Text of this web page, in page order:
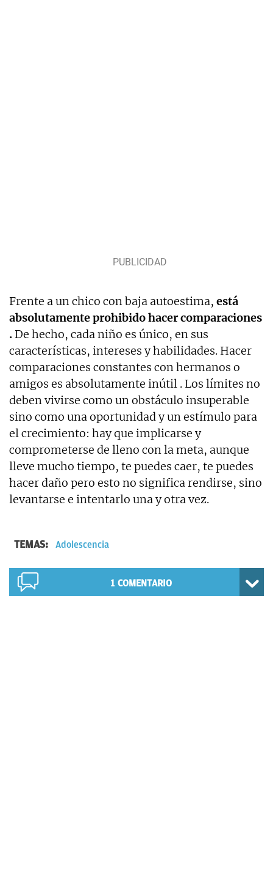
Frente a un chico con baja autoestima, está
absolutamente prohibido hacer comparaciones
. De hecho, cada niño es único, en sus
características, intereses y habilidades. Hacer
comparaciones constantes con hermanos o
amigos es absolutamente inútil . Los límites no
deben vivirse como un obstáculo insuperable
sino como una oportunidad y un estímulo para
el crecimiento: hay que implicarse y
comprometerse de lleno con la meta, aunque
lleve mucho tiempo, te puedes caer, te puedes
hacer daño pero esto no significa rendirse, sino
levantarse e intentarlo una y otra vez.
TEMAS: Adolescencia
1 COMENTARIO